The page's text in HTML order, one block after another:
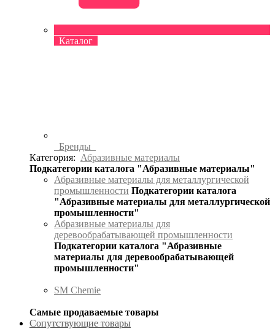
Каталог
Бренды
Категория: Абразивные материалы
Подкатегории каталога "Абразивные материалы"
Абразивные материалы для металлургической
промышленности Подкатегории каталога
"Абразивные материалы для металлургической
промышленности"
Абразивные материалы для
деревообрабатывающей промышленности
Подкатегории каталога "Абразивные
материалы для деревообрабатывающей
промышленности"
SM Chemie
Самые продаваемые товары
Сопутствующие товары